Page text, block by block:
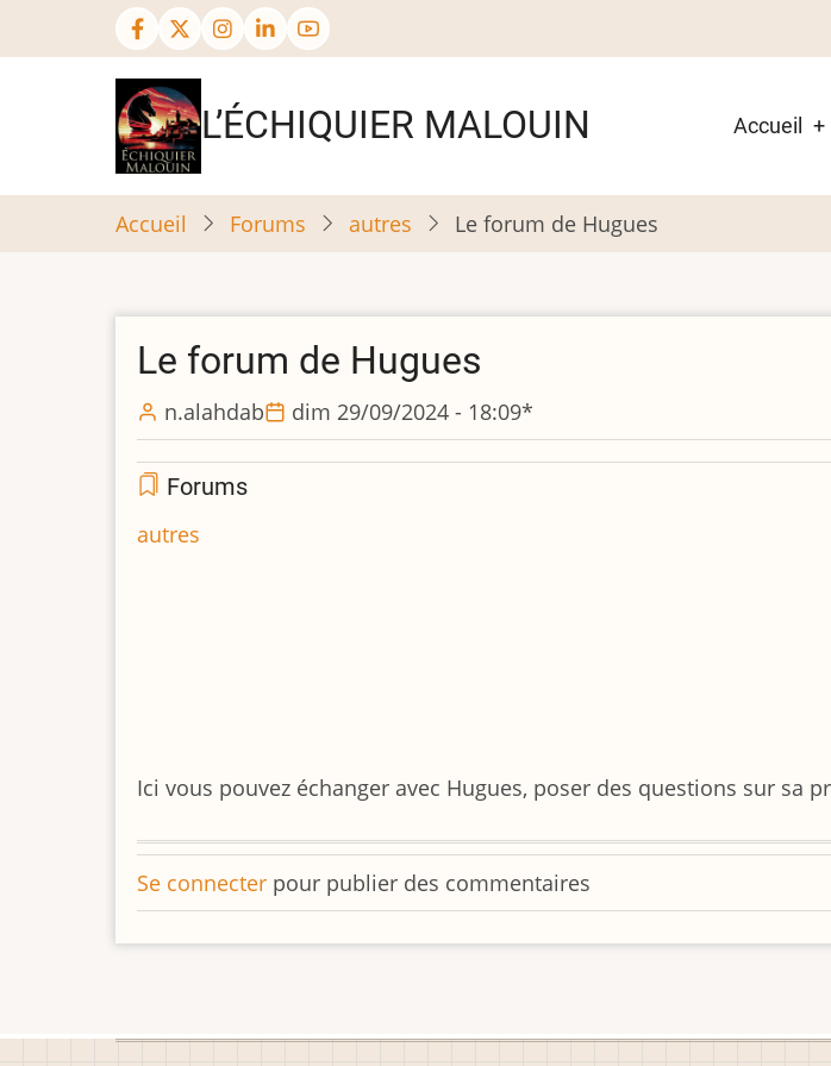
au
L’ÉCHIQUIER MALOUIN Accueil
Accueil Forums autres Le forum de Hugues
Le forum de Hugues
n.alahdab dim 29/09/2024 - 18:09*
Forums
autres
Ici vous pouvez échanger avec Hugues, poser des questions sur sa
Se connecter pour publier des commentaires